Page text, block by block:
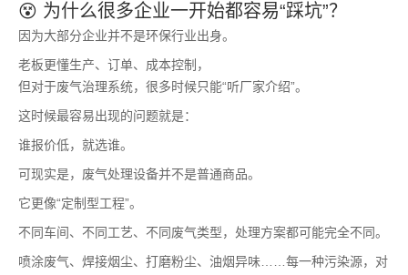
😵 为什么很多企业一开始都容易“踩坑”？
因为大部分企业并不是环保行业出身。
老板更懂生产、订单、成本控制，
但对于废气治理系统，很多时候只能“听厂家介绍”。
这时候最容易出现的问题就是：
谁报价低，就选谁。
可现实是，废气处理设备并不是普通商品。
它更像“定制型工程”。
不同车间、不同工艺、不同废气类型，处理方案都可能完全不同。
喷涂废气、焊接烟尘、打磨粉尘、油烟异味……每一种污染源，对